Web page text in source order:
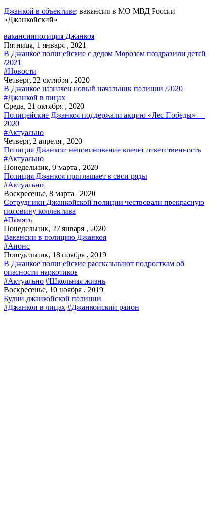
Джанкой в объективе: вакансии в МО МВД России
«Джанкойский»
вакансииполиция Джанкоя
Пятница, 1 января , 2021
В Джанкое полицейские с дедом Морозом поздравили детей
/2021
#Новости
Четверг, 22 октября , 2020
В Джанкое назначен новый начальник полиции /2020
#Джанкой в лицах
Среда, 21 октября , 2020
Полицейские Джанкоя поддержали акцию «Лес Победы» —
2020
#Актуально
Четверг, 2 апреля , 2020
Полиция Джанкоя: неповиновение влечет ответственность
#Актуально
Понедельник, 9 марта , 2020
Полиция Джанкоя приглашает в свои ряды
#Актуально
Воскресенье, 8 марта , 2020
Сотрудники Джанкойской полиции чествовали прекрасную
половину коллектива
#Память
Понедельник, 27 января , 2020
Вакансии в полицию Джанкоя
#Анонс
Понедельник, 18 ноября , 2019
В Джанкое полицейские рассказывают подросткам об
опасности наркотиков
#Актуально #Школьная жизнь
Воскресенье, 10 ноября , 2019
Будни джанкойской полиции
#Джанкой в лицах #Джанкойский район